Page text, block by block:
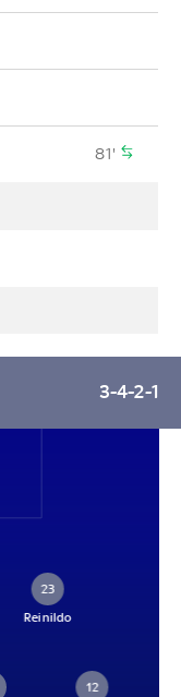
81'
3-4-2-1
23
Reinildo
12